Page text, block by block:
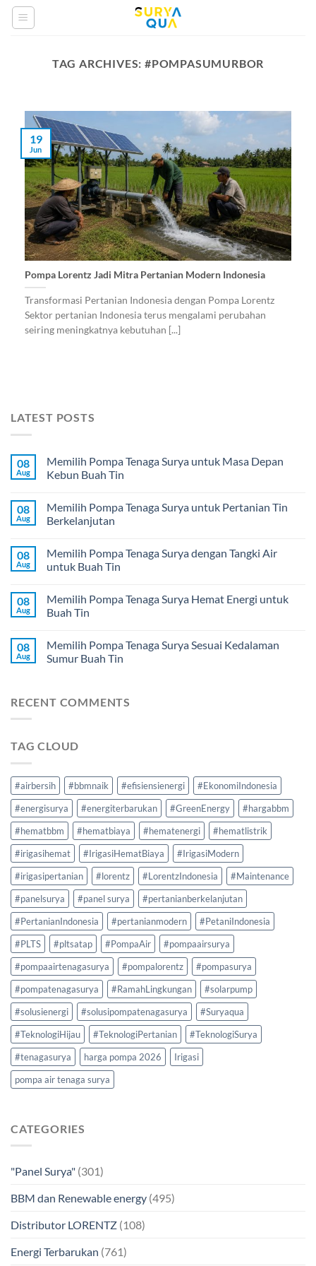
Skip
TAG ARCHIVES: #POMPASUMURBOR
Pompa Lorentz Jadi Mitra Pertanian Modern Indonesia
Transformasi Pertanian Indonesia dengan Pompa Lorentz
Sektor pertanian Indonesia terus mengalami perubahan
seiring meningkatnya kebutuhan [...]
19
Jun
LATEST POSTS
08
Aug
Memilih Pompa Tenaga Surya untuk Masa Depan
Kebun Buah Tin
08
Aug
Memilih Pompa Tenaga Surya untuk Pertanian Tin
Berkelanjutan
08
Aug
Memilih Pompa Tenaga Surya dengan Tangki Air
untuk Buah Tin
08
Aug
Memilih Pompa Tenaga Surya Hemat Energi untuk
Buah Tin
08
Aug
Memilih Pompa Tenaga Surya Sesuai Kedalaman
Sumur Buah Tin
RECENT COMMENTS
TAG CLOUD
#airbersih #bbmnaik #efisiensienergi
#EkonomiIndonesia
#energisurya
#energiterbarukan #GreenEnergy
#hargabbm
#hematbbm
#hematbiaya #hematenergi
#hematlistrik
#irigasihemat
#IrigasiHematBiaya
#IrigasiModern
#irigasipertanian
#lorentz #LorentzIndonesia
#Maintenance
#panelsurya
#panel surya
#pertanianberkelanjutan
#PertanianIndonesia
#pertanianmodern
#PetaniIndonesia
#PLTS
#pltsatap #PompaAir
#pompaairsurya
#pompaairtenagasurya
#pompalorentz
#pompasurya
#pompatenagasurya
#RamahLingkungan
#solarpump
#solusienergi
#solusipompatenagasurya
#Suryaqua
#TeknologiHijau
#TeknologiPertanian
#TeknologiSurya
#tenagasurya
harga pompa 2026
Irigasi
pompa air tenaga surya
CATEGORIES
"Panel Surya" (301)
BBM dan Renewable energy (495)
Distributor LORENTZ (108)
Energi Terbarukan (761)